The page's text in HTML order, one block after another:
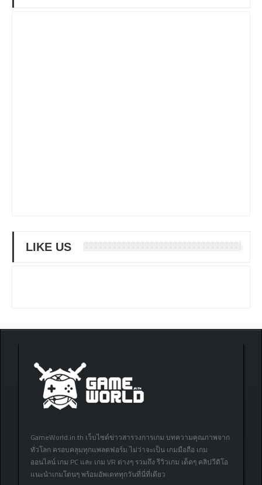
LIKE US
GameWorld.in.th เว็บไซต์ข่าวสารวงการเกม บทความคุณภาพจาก
ทั่วโลก ครอบคลุมทุกแพลตฟอร์ม ไม่ว่าจะเป็น เกมมือถือ เกม
ออนไลน์ เกม PC และ เกม VR ต่างๆ รวมถึง รีวิวเกม เด็ดๆ คลิปวีดิโอ
แนะนำเกมโดนๆ พร้อมอัพเดททุกวันที่นี่ที่เดียว